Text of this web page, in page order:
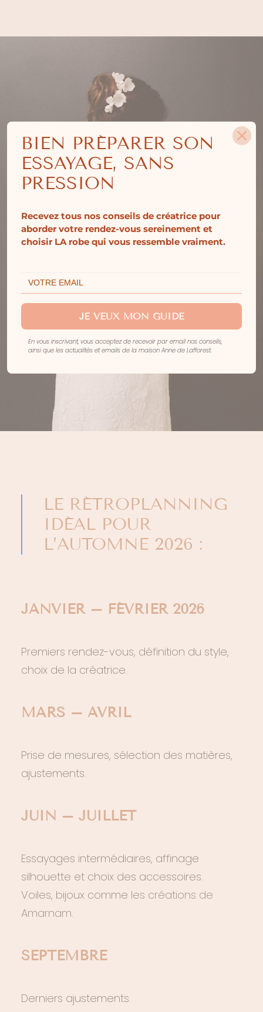
LE RÉTROPLANNING
IDÉAL POUR
L’AUTOMNE 2026 :
JANVIER – FÉVRIER 2026
Premiers rendez-vous, définition du style,
choix de la créatrice.
MARS – AVRIL
Prise de mesures, sélection des matières,
ajustements.
JUIN – JUILLET
Essayages intermédiaires, affinage
silhouette et choix des accessoires.
Voiles, bijoux comme les créations de
Amarnam.
SEPTEMBRE
Derniers ajustements.
BIEN PRÉPARER SON
ESSAYAGE, SANS
PRESSION
Recevez tous nos conseils de créatrice pour
aborder votre rendez-vous sereinement et
choisir LA robe qui vous ressemble vraiment.
JE VEUX MON GUIDE
En vous inscrivant, vous acceptez de recevoir par email nos conseils,
ainsi que les actualités et emails de la maison Anne de Lafforest.